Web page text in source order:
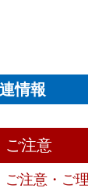
情報
ご注意
注意・ご